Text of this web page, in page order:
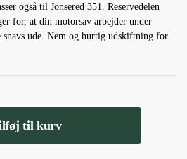
også til Jonsered 351. Reservedelen
for, at din motorsav arbejder under
ude. Nem og hurtig udskiftning for
til kurv